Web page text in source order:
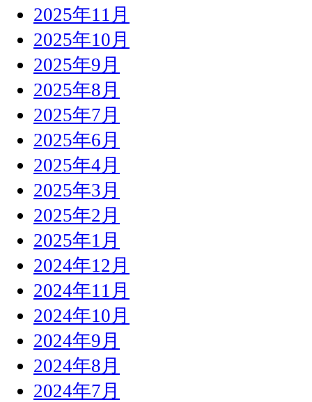
2025年11月
2025年10月
2025年9月
2025年8月
2025年7月
2025年6月
2025年4月
2025年3月
2025年2月
2025年1月
2024年12月
2024年11月
2024年10月
2024年9月
2024年8月
2024年7月